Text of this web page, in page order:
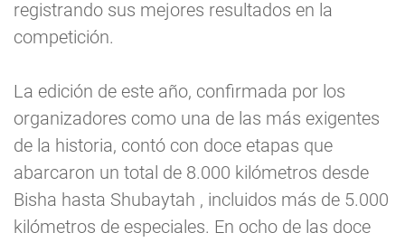
registrando sus mejores resultados en la
competición.
La edición de este año, confirmada por los
organizadores como una de las más exigentes
de la historia, contó con doce etapas que
abarcaron un total de 8.000 kilómetros desde
Bisha hasta Shubaytah , incluidos más de 5.000
kilómetros de especiales. En ocho de las doce